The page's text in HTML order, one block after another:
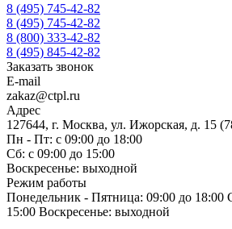
8 (495) 745-42-82
8 (495) 745-42-82
8 (800) 333-42-82
8 (495) 845-42-82
Заказать звонок
E-mail
zakaz@ctpl.ru
Адрес
127644, г. Москва, ул. Ижорская, д. 15
Пн - Пт: с 09:00 до 18:00
Сб: с 09:00 до 15:00
Воскресенье: выходной
Режим работы
Понедельник - Пятница: 09:00 до 18:00
15:00 Воскресенье: выходной